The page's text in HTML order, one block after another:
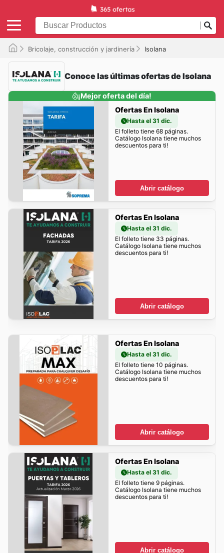
Bricolaje, construcción y jardinería Isolana
Conoce las últimas ofertas de Isolana
¡Mejor oferta del día!
Ofertas En Isolana
Hasta el 31 dic.
El folleto tiene 68 páginas.
Catálogo Isolana tiene muchos
descuentos para ti!
Abrir catálogo
Ofertas En Isolana
Hasta el 31 dic.
El folleto tiene 33 páginas.
Catálogo Isolana tiene muchos
descuentos para ti!
Abrir catálogo
Ofertas En Isolana
Hasta el 31 dic.
El folleto tiene 10 páginas.
Catálogo Isolana tiene muchos
descuentos para ti!
Abrir catálogo
Ofertas En Isolana
Hasta el 31 dic.
El folleto tiene 9 páginas.
Catálogo Isolana tiene muchos
descuentos para ti!
Abrir catálogo